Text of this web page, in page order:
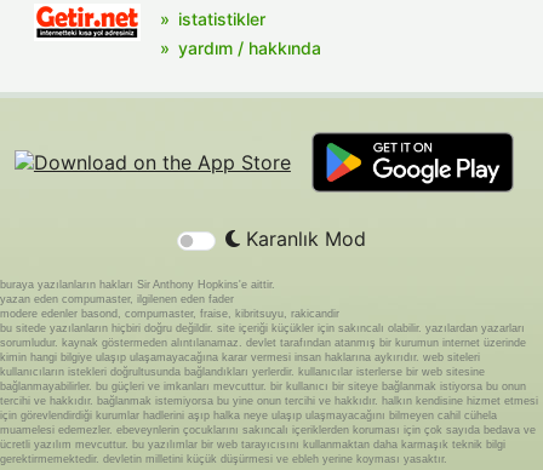
istatistikler
yardım / hakkında
Karanlık Mod
buraya yazılanların hakları Sir Anthony Hopkins'e aittir.
yazan eden compumaster, ilgilenen eden fader
modere edenler basond, compumaster, fraise, kibritsuyu, rakicandir
bu sitede yazılanların hiçbiri doğru değildir. site içeriği küçükler için sakıncalı olabilir. yazılardan yazarları
sorumludur. kaynak göstermeden alıntılanamaz. devlet tarafından atanmış bir kurumun internet üzerinde
kimin hangi bilgiye ulaşıp ulaşamayacağına karar vermesi insan haklarına aykırıdır. web siteleri
kullanıcıların istekleri doğrultusunda bağlandıkları yerlerdir. kullanıcılar isterlerse bir web sitesine
bağlanmayabilirler. bu güçleri ve imkanları mevcuttur. bir kullanıcı bir siteye bağlanmak istiyorsa bu onun
tercihi ve hakkıdır. bağlanmak istemiyorsa bu yine onun tercihi ve hakkıdır. halkın kendisine hizmet etmesi
için görevlendirdiği kurumlar hadlerini aşıp halka neye ulaşıp ulaşmayacağını bilmeyen cahil cühela
muamelesi edemezler. ebeveynlerin çocuklarını sakıncalı içeriklerden koruması için çok sayıda bedava ve
ücretli yazılım mevcuttur. bu yazılımlar bir web tarayıcısını kullanmaktan daha karmaşık teknik bilgi
gerektirmemektedir. devletin milletini küçük düşürmesi ve ebleh yerine koyması yasaktır.